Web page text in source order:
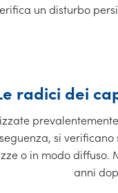
un disturbo
radici dei
si
o in modo
anni